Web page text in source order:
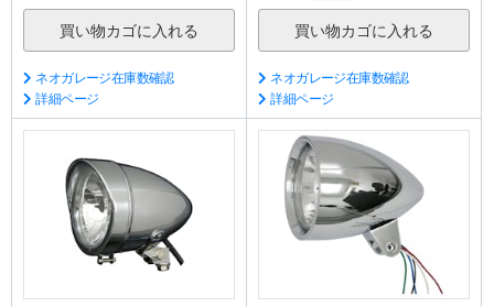
ネオガレージ在庫数確認
詳細ページ
ネオガレージ在庫数確認
詳細ページ